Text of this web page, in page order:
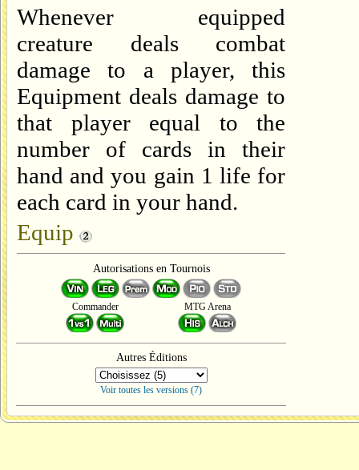
Whenever equipped
creature deals combat
damage to a player, this
Equipment deals damage to
that player equal to the
number of cards in their
hand and you gain 1 life for
each card in your hand.
Equip
Autorisations en Tournois
Commander MTG Arena
Autres Éditions
Voir toutes les versions (7)